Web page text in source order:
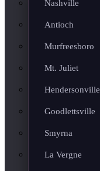
Nashville
Antioch
Murfreesboro
Mt. Juliet
Hendersonville
Goodlettsville
Smyrna
La Vergne